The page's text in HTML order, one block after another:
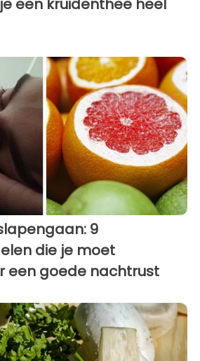
een kruidenthee heel
9
die je moet
een goede nachtrust